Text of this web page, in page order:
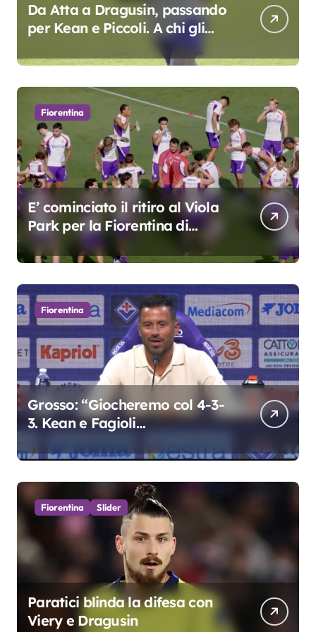
Da Atta a Dragusin, passando
per Kean e Piccoli. A chi gli
oscar del precampionato?
Fiorentina
E’ cominciato il ritiro al Viola
Park per la Fiorentina di
Grosso
Fiorentina
Grosso: “Giocheremo col 4-3-
3. Kean e Fagioli
colpo”
Fiorentina Slider
Paratici blinda la difesa con
Viery e Dragusin